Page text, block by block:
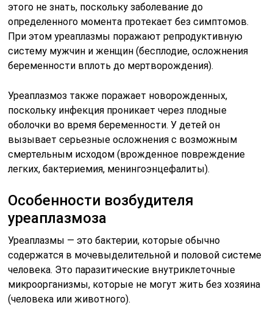
этого не знать, поскольку заболевание до
определенного момента протекает без симптомов.
При этом уреаплазмы поражают репродуктивную
систему мужчин и женщин (бесплодие, осложнения
беременности вплоть до мертворождения).
Уреаплазмоз также поражает новорожденных,
поскольку инфекция проникает через плодные
оболочки во время беременности. У детей он
вызывает серьезные осложнения с возможным
смертельным исходом (врожденное повреждение
легких, бактериемия, менингоэнцефалиты).
Особенности возбудителя
уреаплазмоза
Уреаплазмы — это бактерии, которые обычно
содержатся в мочевыделительной и половой системе
человека. Это паразитические внутриклеточные
микроорганизмы, которые не могут жить без хозяина
(человека или животного).